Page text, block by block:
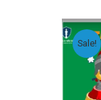
Sale!